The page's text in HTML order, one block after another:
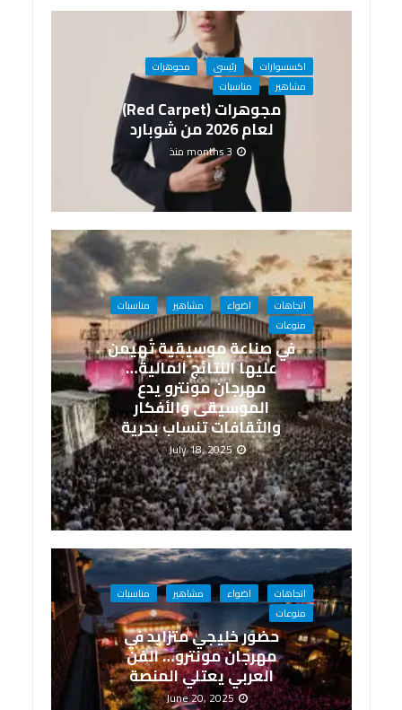
اكسسوارات رئيسى
مجوهرات
مشاهير
مناسبات
مجوهرات (Red Carpet)
لعام 2026 من شوبارد
3 months منذ
اتجاهات اضواء مشاهير
مناسبات
منوعات
في صناعة موسيقية تُهيمن
عليها النتائج المالية…
مهرجان مونترو يدع
الموسيقى والأفكار
والثقافات تنساب بحرية
July 18, 2025
اتجاهات اضواء مشاهير
مناسبات
منوعات
حضور خليجي متزايد في
مهرجان مونترو… الفن
العربي يعتلي المنصة
June 20, 2025